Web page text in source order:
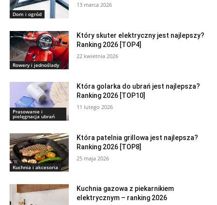
Dom i ogród
13 marca 2026
Rowery i jednoślady
Który skuter elektryczny jest najlepszy?
Ranking 2026 [TOP4]
22 kwietnia 2026
Prasowanie i
pielęgnacja ubrań
Która golarka do ubrań jest najlepsza?
Ranking 2026 [TOP10]
11 lutego 2026
Kuchnia i akcesoria
Która patelnia grillowa jest najlepsza?
Ranking 2026 [TOP8]
25 maja 2026
Kuchnia gazowa z piekarnikiem
elektrycznym – ranking 2026